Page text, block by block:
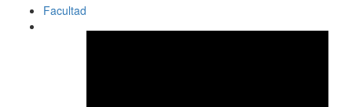
Facultad